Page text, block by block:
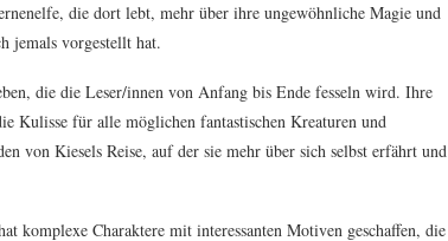
die dort lebt, mehr über ihre ungewöhnliche Magie und
jemals vorgestellt hat.
die die Leser/innen von Anfang bis Ende fesseln wird. Ihre
Kulisse für alle möglichen fantastischen Kreaturen und
von Kiesels Reise, auf der sie mehr über sich selbst erfährt und
komplexe Charaktere mit interessanten Motiven geschaffen, die